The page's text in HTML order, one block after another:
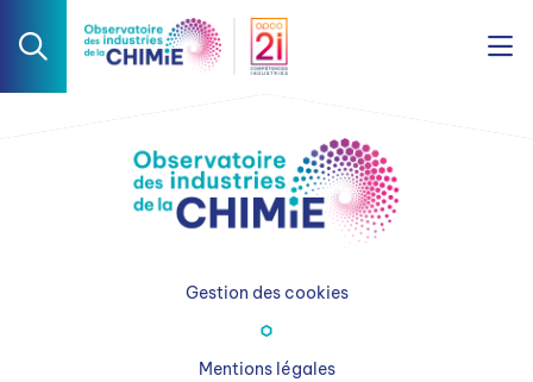
Gestion des cookies
Mentions légales